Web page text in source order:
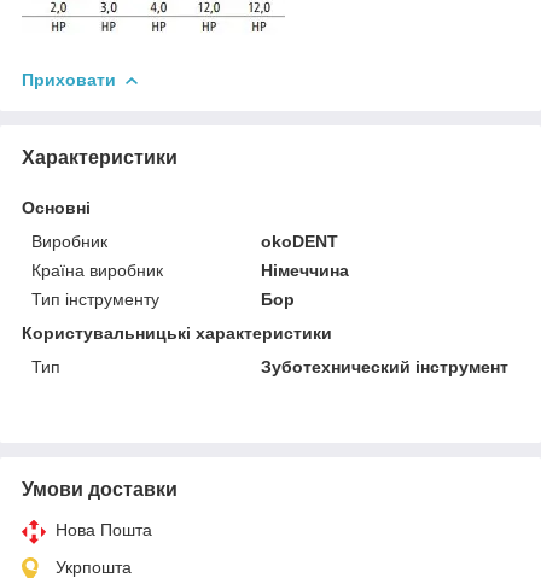
Приховати
Характеристики
Основні
Виробник
okoDENT
Країна виробник
Німеччина
Тип інструменту
Бор
Користувальницькі характеристики
Тип
Зуботехнический інструмент
Умови доставки
Нова Пошта
Укрпошта